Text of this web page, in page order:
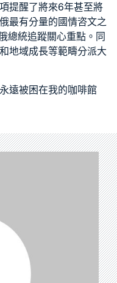
提醒了將來6年甚至將
最有分量的國情咨文之
總統追蹤關心重點。同
地域成長等範疇分派大
遠被困在我的咖啡館